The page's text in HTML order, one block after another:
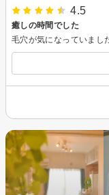
4.5
癒しの時間でした